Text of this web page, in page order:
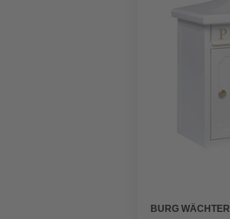
BURG WÄCHTER